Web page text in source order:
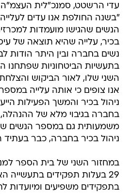
עדי הרשטט, סמנכ"לית העצמ"ה
"בשנה החולפת אנו עדים
הנשים שהגישו מועמדות
בכיר, עלייה שהיא תוצאה של
נשים בחברה ובין היתר הודות
בתעשיות הביטחוניות שפתחנו
השני שלו, לאור הביקוש
אנו צופים כי אותה עלייה
ניהול בכיר והמשך הפעילות
בחברה בגיבוי מלא של ההנהלה,
משמעותית גם במספר הנשים
ניהול בכיר בחברה, כבר בעתיד
במחזור השני של בית הספר
29 בעלות תפקידים בתעשייה
בתפקידים משפיעים ומיועדות